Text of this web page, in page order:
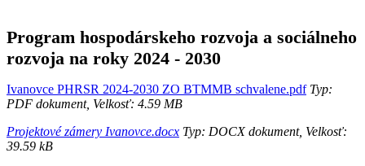
Program hospodárskeho rozvoja a sociálneho
rozvoja na roky 2024 - 2030
Ivanovce PHRSR 2024-2030 ZO BTMMB schvalene.pdfTyp:
PDF dokument, Velkosť: 4.59 MB
Projektové zámery Ivanovce.docx Typ: DOCX dokument, Velkosť:
39.59 kB